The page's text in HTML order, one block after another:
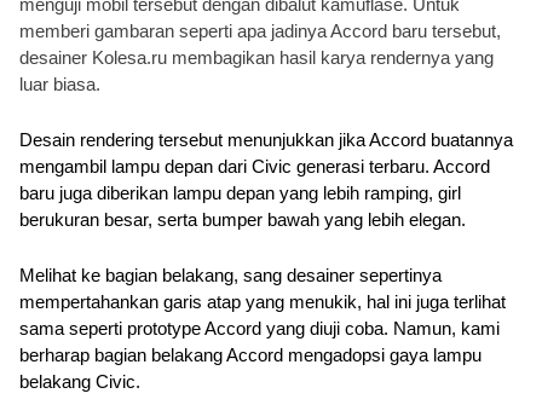
menguji mobil tersebut dengan dibalut kamuflase. Untuk
memberi gambaran seperti apa jadinya Accord baru tersebut,
desainer Kolesa.ru membagikan hasil karya rendernya yang
luar biasa.
Desain rendering tersebut menunjukkan jika Accord buatannya
mengambil lampu depan dari Civic generasi terbaru. Accord
baru juga diberikan lampu depan yang lebih ramping, girl
berukuran besar, serta bumper bawah yang lebih elegan.
Melihat ke bagian belakang, sang desainer sepertinya
mempertahankan garis atap yang menukik, hal ini juga terlihat
sama seperti prototype Accord yang diuji coba. Namun, kami
berharap bagian belakang Accord mengadopsi gaya lampu
belakang Civic.